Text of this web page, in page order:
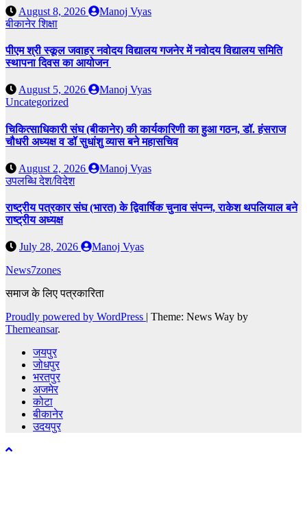
August 8, 2026
Manoj Vyas
बीकानेरशिक्षा
पीएम श्री स्कूल जवाहर नवोदय विद्यालय गजनेर में नवोदय विद्यालय समिति
स्थापना दिवस का आयोजन
August 5, 2026
Manoj Vyas
Uncategorized
चिकित्साधिकारी संघ (बीकानेर) की कार्यकारिणी का हुआ गठन, डॉ. हंसराज
चौधरी अध्यक्ष व डॉ सुधांशु व्यास बने महासचिव
August 2, 2026
Manoj Vyas
उपलब्धिदेश/विदेश
राष्ट्रीय पत्रकार संघ (भारत) के द्विवार्षिक चुनाव संपन्न, राकेश थपलियाल बने
राष्ट्रीय अध्यक्ष
July 28, 2026
Manoj Vyas
News7zones
समाज के लिए पत्रकारिता
Proudly powered by WordPress | Theme: News Way by
Themeansar.
जयपुर
जोधपुर
भरतपुर
अजमेर
कोटा
बीकानेर
उदयपुर